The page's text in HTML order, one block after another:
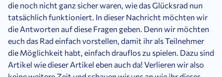
die noch nicht ganz sicher waren, wie das Glücksrad nun
tatsächlich funktioniert. In dieser Nachricht möchten wir
die Antworten auf diese Fragen geben. Denn wir möchten
euch das Rad einfach vorstellen, damit ihr als Teilnehmer
die Möglichkeit habt, einfach drauflos zu spielen. Dazu sind
Artikel wie dieser Artikel eben auch da! Verlieren wir also